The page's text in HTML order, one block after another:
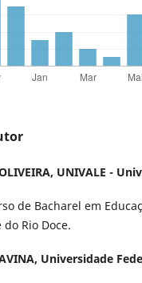
UNIVALE -
de Bacharel em
Rio Doce.
Universidade